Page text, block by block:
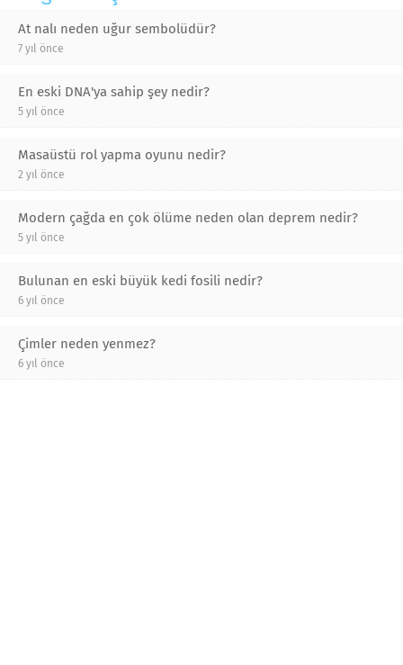
At nalı neden uğur sembolüdür?
7 yıl önce
En eski DNA'ya sahip şey nedir?
5 yıl önce
Masaüstü rol yapma oyunu nedir?
2 yıl önce
Modern çağda en çok ölüme neden olan deprem nedir?
5 yıl önce
Bulunan en eski büyük kedi fosili nedir?
6 yıl önce
Çimler neden yenmez?
6 yıl önce